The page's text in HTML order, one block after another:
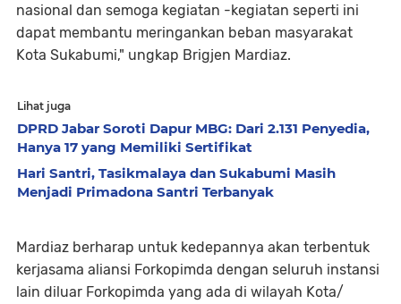
nasional dan semoga kegiatan -kegiatan seperti ini
dapat membantu meringankan beban masyarakat
Kota Sukabumi," ungkap Brigjen Mardiaz.
Lihat juga
DPRD Jabar Soroti Dapur MBG: Dari 2.131 Penyedia,
Hanya 17 yang Memiliki Sertifikat
Hari Santri, Tasikmalaya dan Sukabumi Masih
Menjadi Primadona Santri Terbanyak
Mardiaz berharap untuk kedepannya akan terbentuk
kerjasama aliansi Forkopimda dengan seluruh instansi
lain diluar Forkopimda yang ada di wilayah Kota/